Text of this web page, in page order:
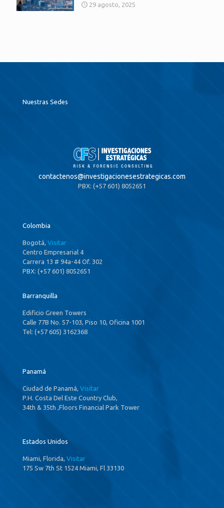
29 agosto, 2025
Nuestras Sedes
contactenos@investigacionesestrategicas.com
PBX: (+57 601) 8052651
Colombia
Bogotá, Visitar
Centro Empresarial 4
Carrera 13 # 94a-44 Of. 302
PBX: (+57 601) 8052651
Barranquilla
Edificio Green Towers
Calle 77B No. 57-103, Piso 10, Oficina 1001
Tel: (+57 605) 3162368
Panamá
Ciudad de Panamá, Visitar
P.H. Costa Del Este Country Club,
34th & 35th ,Floors Financial Park Tower
Estados Unidos
Miami, Florida, Visitar
175 Sw 7th St 1524 Miami, Fl 33130